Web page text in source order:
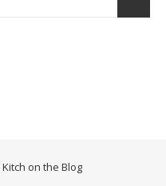
on the Blog